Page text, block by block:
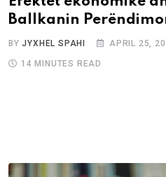
Ballkanin
BYJYXHEL SPAHI APRIL 25,
14 MINUTES READ